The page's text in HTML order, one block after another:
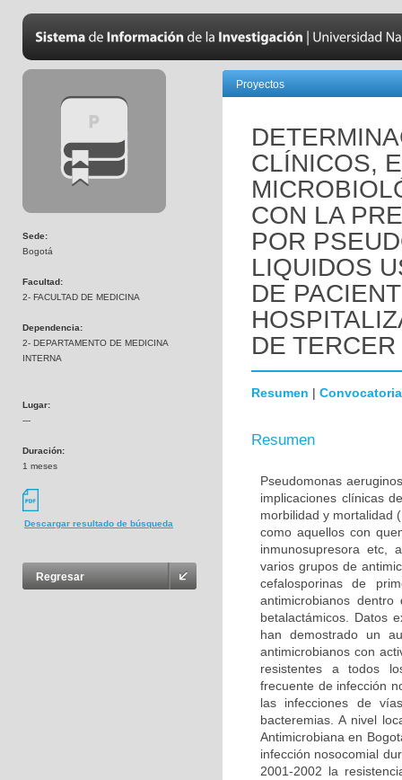
Sede:
Bogotá
Facultad:
2- FACULTAD DE MEDICINA
Dependencia:
2- DEPARTAMENTO DE MEDICINA
INTERNA
Lugar:
---
Duración:
1 meses
Descargar resultado de búsqueda
Regresar
Proyectos
CLÍNICOS,
CON LA
POR
LIQUIDOS
DE
DE
Resumen | Convocatoria
Resumen
Pseudomonas
implicaciones clínicas
morbilidad y mortalidad
como aquellos con
inmunosupresora etc,
varios grupos de
cefalosporinas de
antimicrobianos
betalactámicos. Datos
han demostrado un
antimicrobianos con
resistentes a todos
frecuente de infección
las infecciones de
bacteremias. A nivel
Antimicrobiana en
infección nosocomial
2001-2002 la